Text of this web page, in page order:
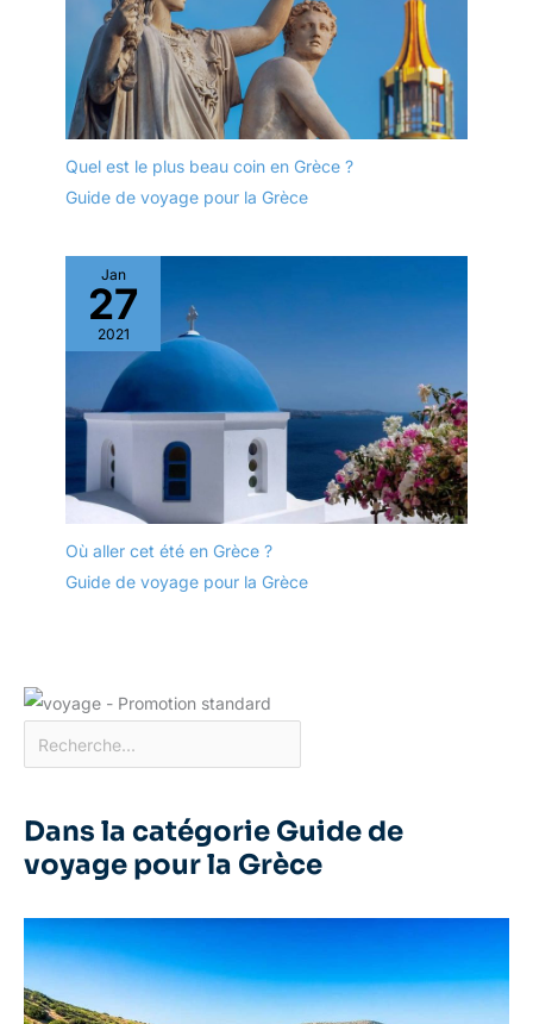
Quel est le plus beau coin en Grèce ?
Guide de voyage pour la Grèce
Jan
27
2021
Où aller cet été en Grèce ?
Guide de voyage pour la Grèce
Dans la catégorie Guide de
voyage pour la Grèce